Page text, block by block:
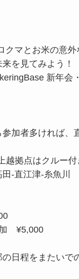
クマとお米の意
を見てみよう！
新年会
参加者多ければ
越拠点はクルー付
-直江津-糸魚川
¥5,000
の日程をまたいで